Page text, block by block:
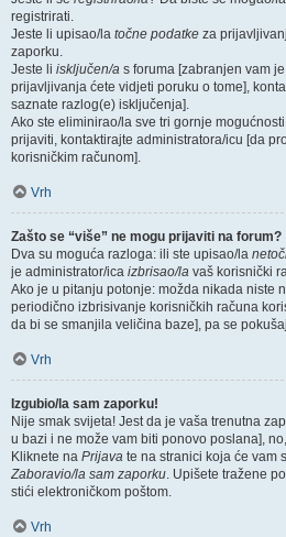
registrirati.
Jeste li upisao/la točne podatke za
zaporku.
Jeste li isključen/a s foruma [zabranjen vam
prijavljivanja ćete vidjeti poruku o tome],
saznate razlog(e) isključenja].
Ako ste eliminirao/la sve tri gornje
prijaviti, kontaktirajte administratora/icu [da
korisničkim računom].
Vrh
Zašto se “više” ne mogu prijaviti na forum?
Dva su moguća razloga: ili ste upisao/la
je administrator/ica izbrisao/la vaš korisnički
Ako je u pitanju potonje: možda nikada niste
periodično izbrisivanje korisničkih računa
da bi se smanjila veličina baze], pa se
Vrh
Izgubio/la sam zaporku!
Nije smak svijeta! Jest da je vaša trenutna
u bazi i ne može vam biti ponovo poslana],
Kliknete na Prijava te na stranici koja će vam
Zaboravio/la sam zaporku. Upišete tražene
stići elektroničkom poštom.
Vrh